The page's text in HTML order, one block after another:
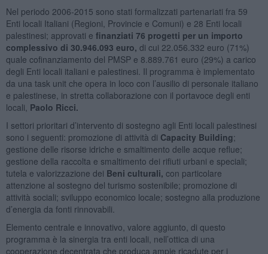
Nel periodo 2006-2015 sono stati formalizzati partenariati fra 59
Enti locali Italiani (Regioni, Provincie e Comuni) e 28 Enti locali
palestinesi; approvati e finanziati 76 progetti per un importo
complessivo di 30.946.093 euro, di cui 22.056.332 euro (71%)
quale cofinanziamento del PMSP e 8.889.761 euro (29%) a carico
degli Enti locali italiani e palestinesi. Il programma è implementato
da una task unit che opera in loco con l’ausilio di personale italiano
e palestinese, in stretta collaborazione con il portavoce degli enti
locali, Paolo Ricci.
I settori prioritari d’intervento di sostegno agli Enti locali palestinesi
sono i seguenti: promozione di attività di Capacity Building;
gestione delle risorse idriche e smaltimento delle acque reflue;
gestione della raccolta e smaltimento dei rifiuti urbani e speciali;
tutela e valorizzazione dei Beni culturali, con particolare
attenzione al sostegno del turismo sostenibile; promozione di
attività sociali; sviluppo economico locale; sostegno alla produzione
d’energia da fonti rinnovabili.
Elemento centrale e innovativo, valore aggiunto, di questo
programma è la sinergia tra enti locali, nell’ottica di una
cooperazione decentrata che produca ampie ricadute per i